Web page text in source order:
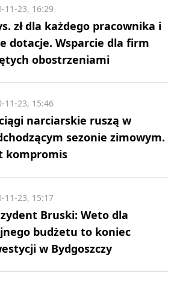
zł dla każdego pracownika i
dotacje. Wsparcie dla firm
obostrzeniami
11-23, 16:29
narciarskie ruszą w
sezonie zimowym.
kompromis
11-23, 15:46
Bruski: Weto dla
budżetu to koniec
w Bydgoszczy
11-23, 15:17